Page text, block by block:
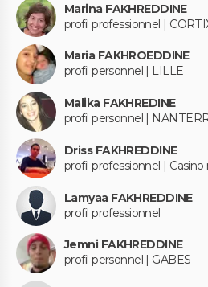
Marina FAKHREDDINE
profil professionnel |
Maria FAKHROEDDINE
profil personnel | LILLE
Malika FAKHREDINE
profil personnel |
Driss FAKHREDDINE
profil professionnel |
Lamyaa FAKHREDDINE
profil professionnel
Jemni FAKHREDDINE
profil personnel | GABES